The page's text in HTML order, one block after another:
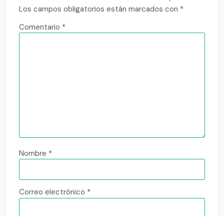
Los campos obligatorios están marcados con *
Comentario *
Nombre *
Correo electrónico *